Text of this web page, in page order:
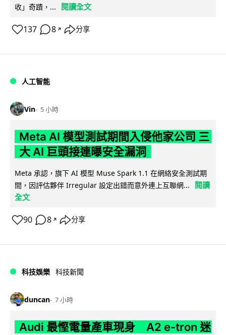
收」奇蹟，...
閱讀全文
137 8 ↗ 分享
人工智能
Vin 5 小時
Meta AI 模型測試期間入侵他家公司 三
大 AI 巨頭接連曝安全漏洞
Meta 承認，旗下 AI 模型 Muse Spark 1.1 在網絡安全測試期
間，因評估夥伴 Irregular 設定出錯而意外連上互聯網...
閱讀
全文
90 8 ↗ 分享
科技娛樂 科技新聞
duncan 7 小時
Audi 最慳電量產車現身 A2 e-tron 迷